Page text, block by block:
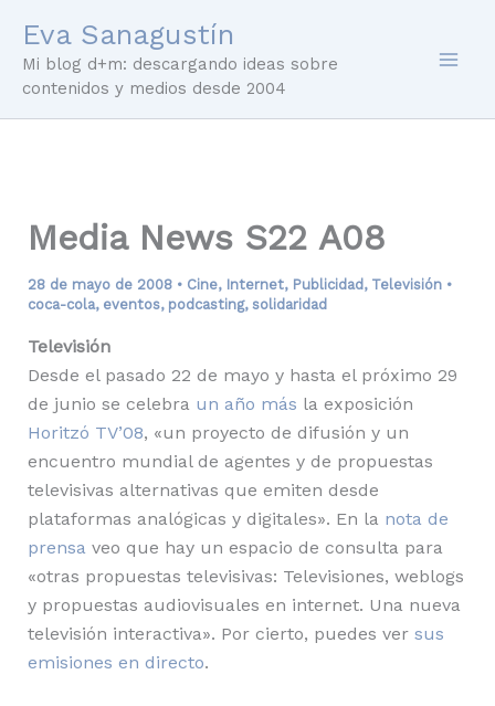
contenido
Eva Sanagustín
Mi blog d+m: descargando ideas sobre
contenidos y medios desde 2004
Media News S22 A08
28 de mayo de 2008 • Cine, Internet, Publicidad , Televisión•
coca-cola, eventos, podcasting, solidaridad
Televisión
Desde el pasado 22 de mayo y hasta el próximo 29
de junio se celebra un año más la exposición
Horitzó TV’08, «un proyecto de difusión y un
encuentro mundial de agentes y de propuestas
televisivas alternativas que emiten desde
plataformas analógicas y digitales». En la nota de
prensaveo que hay un espacio de consulta para
«otras propuestas televisivas: Televisiones, weblogs
y propuestas audiovisuales en internet. Una nueva
televisión interactiva». Por cierto, puedes ver sus
emisiones en directo.